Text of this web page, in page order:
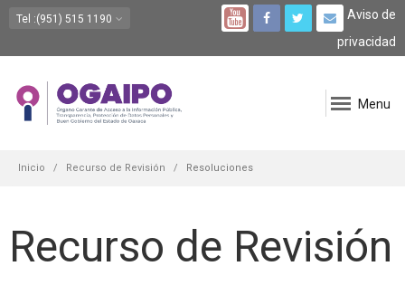
Tel :(951) 515 1190
Aviso de
privacidad
Menu
Inicio Recurso de Revisión Resoluciones
Recurso de Revisión